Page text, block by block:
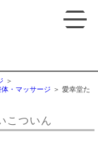
・マッサージ
愛幸堂た
こついん